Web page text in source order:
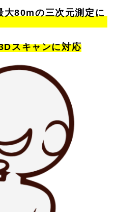
大80mの三次元測定に
スキャンに対応